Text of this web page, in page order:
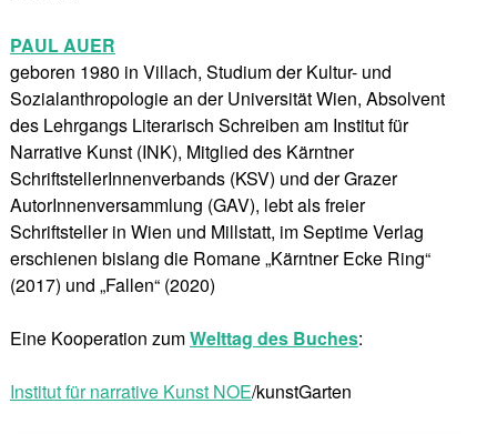
PAUL AUER
geboren 1980 in Villach, Studium der Kultur- und
Sozialanthropologie an der Universität Wien, Absolvent
des Lehrgangs Literarisch Schreiben am Institut für
Narrative Kunst (INK), Mitglied des Kärntner
SchriftstellerInnenverbands (KSV) und der Grazer
AutorInnenversammlung (GAV), lebt als freier
Schriftsteller in Wien und Millstatt, im Septime Verlag
erschienen bislang die Romane „Kärntner Ecke Ring“
(2017) und „Fallen“ (2020)
Eine Kooperation zumWelttag des Buches:
Institut für narrative Kunst NOE/kunstGarten